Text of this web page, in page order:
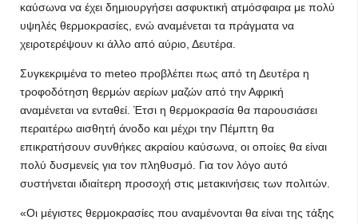
καύσωνα να έχει δημιουργήσει ασφυκτική ατμόσφαιρα με πολύ
υψηλές θερμοκρασίες, ενώ αναμένεται τα πράγματα να
χειροτερέψουν κι άλλο από αύριο, Δευτέρα.
Συγκεκριμένα το meteo προβλέπει πως από τη Δευτέρα η
τροφοδότηση θερμών αερίων μαζών από την Αφρική
αναμένεται να ενταθεί. Έτσι η θερμοκρασία θα παρουσιάσει
περαιτέρω αισθητή άνοδο και μέχρι την Πέμπτη θα
επικρατήσουν συνθήκες ακραίου καύσωνα, οι οποίες θα είναι
πολύ δυσμενείς για τον πληθυσμό. Για τον λόγο αυτό
συστήνεται ιδιαίτερη προσοχή στις μετακινήσεις των πολιτών.
«Οι μέγιστες θερμοκρασίες που αναμένονται θα είναι της τάξης